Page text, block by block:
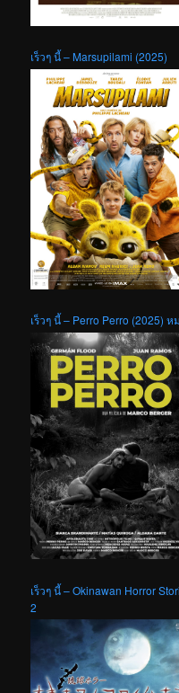
เร็วๆ นี้ – Marsupilami (2025)
เร็วๆ นี้ – Perro Perro (2025)
เร็วๆ นี้ – Okinawan Horror
2